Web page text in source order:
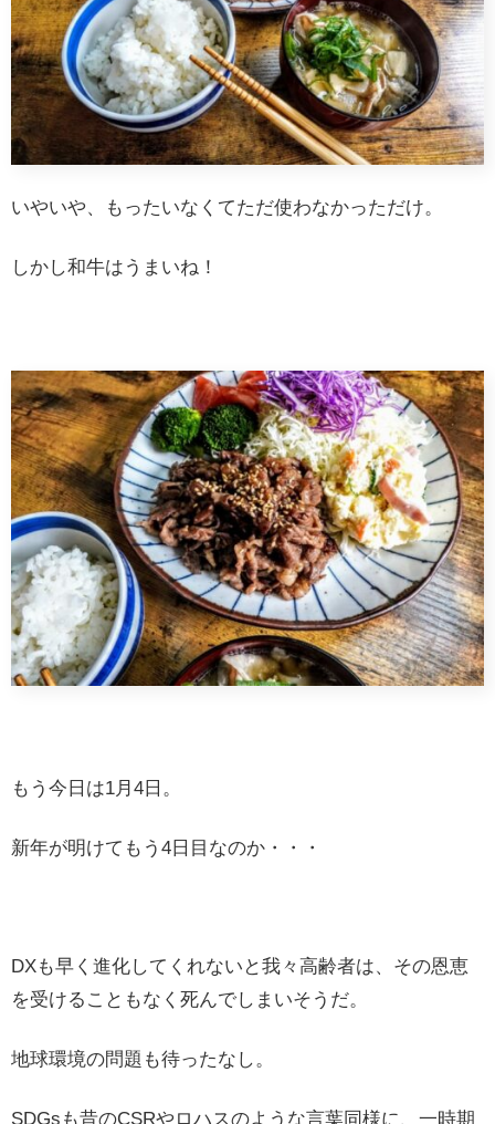
いやいや、もったいなくてただ使わなかっただけ。
しかし和牛はうまいね！
もう今日は1月4日。
新年が明けてもう4日目なのか・・・
DXも早く進化してくれないと我々高齢者は、その恩恵
を受けることもなく死んでしまいそうだ。
地球環境の問題も待ったなし。
SDGsも昔のCSRやロハスのような言葉同様に、一時期